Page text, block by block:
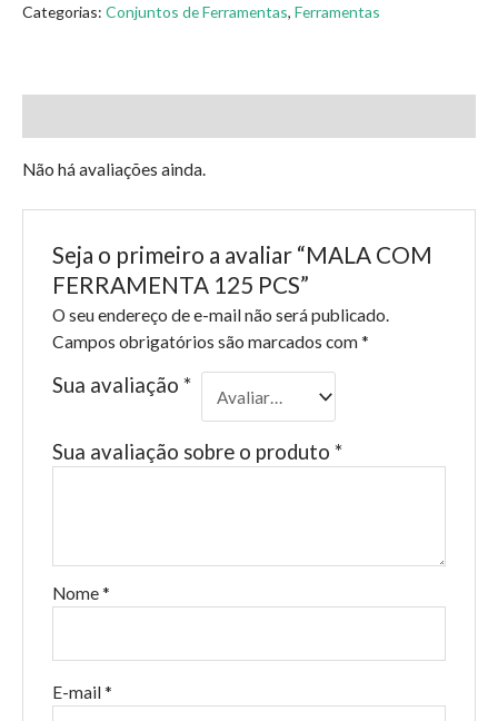
Categorias: Conjuntos de Ferramentas, Ferramentas
Não há avaliações ainda.
Seja o primeiro a avaliar “MALA COM
FERRAMENTA 125 PCS”
O seu endereço de e-mail não será publicado.
Campos obrigatórios são marcados com *
Sua avaliação *
Sua avaliação sobre o produto *
Nome *
E-mail *